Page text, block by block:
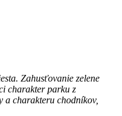
Zahusťovanie zelene
charakter parku z
a charakteru chodníkov,